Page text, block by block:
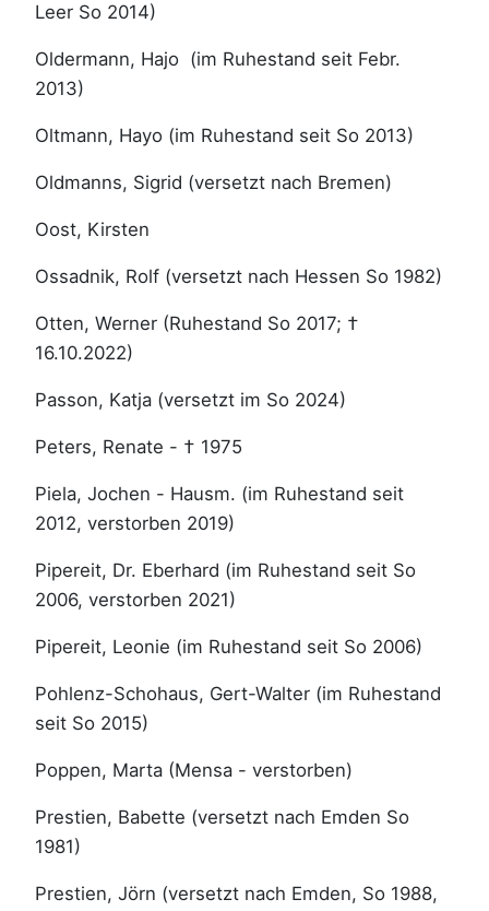
Leer So 2014)
Oldermann, Hajo (im Ruhestand seit Febr.
2013)
Oltmann, Hayo (im Ruhestand seit So 2013)
Oldmanns, Sigrid (versetzt nach Bremen)
Oost, Kirsten
Ossadnik, Rolf (versetzt nach Hessen So 1982)
Otten, Werner (Ruhestand So 2017; †
16.10.2022)
Passon, Katja (versetzt im So 2024)
Peters, Renate - † 1975
Piela, Jochen - Hausm. (im Ruhestand seit
2012, verstorben 2019)
Pipereit, Dr. Eberhard (im Ruhestand seit So
2006, verstorben 2021)
Pipereit, Leonie (im Ruhestand seit So 2006)
Pohlenz-Schohaus, Gert-Walter (im Ruhestand
seit So 2015)
Poppen, Marta (Mensa - verstorben)
Prestien, Babette (versetzt nach Emden So
1981)
Prestien, Jörn (versetzt nach Emden, So 1988,